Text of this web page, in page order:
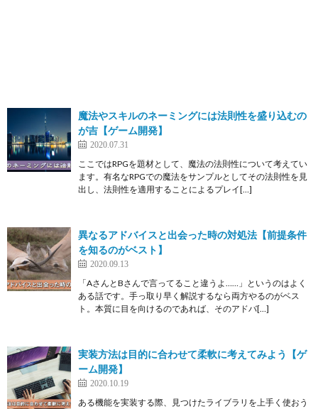
魔法やスキルのネーミングには法則性を盛り込むの
が吉【ゲーム開発】
2020.07.31
ここではRPGを題材として、魔法の法則性について考えてい
ます。有名なRPGでの魔法をサンプルとしてその法則性を見
出し、法則性を適用することによるプレイ[…]
異なるアドバイスと出会った時の対処法【前提条件
を知るのがベスト】
2020.09.13
「AさんとBさんで言ってること違うよ……」というのはよく
ある話です。手っ取り早く解説するなら両方やるのがベス
ト。本質に目を向けるのであれば、そのアドバ[…]
実装方法は目的に合わせて柔軟に考えてみよう【ゲ
ーム開発】
2020.10.19
ある機能を実装する際、見つけたライブラリを上手く使おう